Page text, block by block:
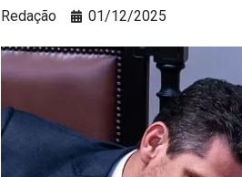
Redação 01/12/2025